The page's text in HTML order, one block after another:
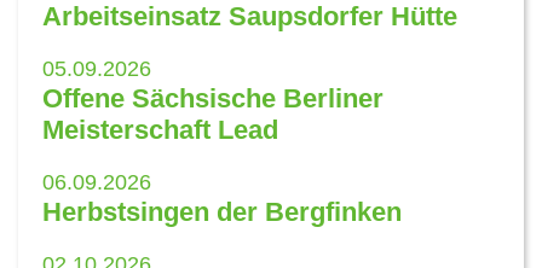
Arbeitseinsatz Saupsdorfer Hütte
05.09.2026
Offene Sächsische Berliner
Meisterschaft Lead
06.09.2026
Herbstsingen der Bergfinken